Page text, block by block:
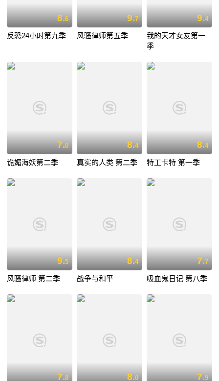
8.6
反恐24小时第九季
9.7
风骚律师第五季
9.4
我的天才女友第一
季
7.0
诡媚海妖第二季
8.4
真实的人类 第二季
8.4
特工卡特 第一季
9.5
风骚律师 第二季
8.4
战争与和平
7.7
吸血鬼日记 第八季
7.8 8.0 7.9